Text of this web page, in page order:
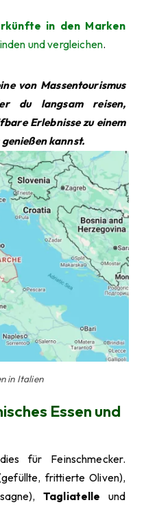
in den Marken
und vergleichen.
von Massentourismus
du langsam reisen,
Erlebnisse zu einem
kannst.
in Italien
Essen und
für Feinschmecker.
frittierte Oliven),
Tagliatelle und